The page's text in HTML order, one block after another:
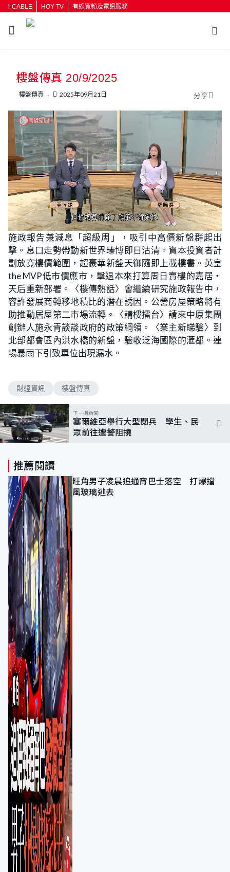
i-CABLE HOY TV 有線寬頻及電訊服務
樓盤傳真 20/9/2025
樓盤傳真 2025年09月21日 分享
U
n
m
u
t
e
L
o
a
d
e
d
:
1
.
3
%
施政報告兼減息「超級周」，吸引中高價新盤群起出
擊。息口走勢帶動新世界瑧博即日沽清。資本投資者計
劃放寬樓價範圍，超豪華新盤天御隨即上載樓書。英皇
the MVP低市價應市，擊退本來打算周日賣樓的嘉居‧
天后重新部署。〈樓傳熱話〉會繼續研究施政報告中，
容許發展商轉移地積比的潛在誘因。公營房屋策略將有
助推動居屋第二市場流轉。〈講樓擂台〉請來中原集團
創辦人施永青談談政府的政策綱領。〈業主新睇驗〉到
北部都會區內洪水橋的新盤，驗收泛海國際的滙都。連
場暴雨下引致單位出現漏水。
財經資訊 樓盤傳真
下一則新聞
塞爾維亞舉行大型閱兵 學生、民
眾前往遭警阻撓
推薦閱讀
旺角男子凌晨追通宵巴士落空 打爆擋
風玻璃逃去